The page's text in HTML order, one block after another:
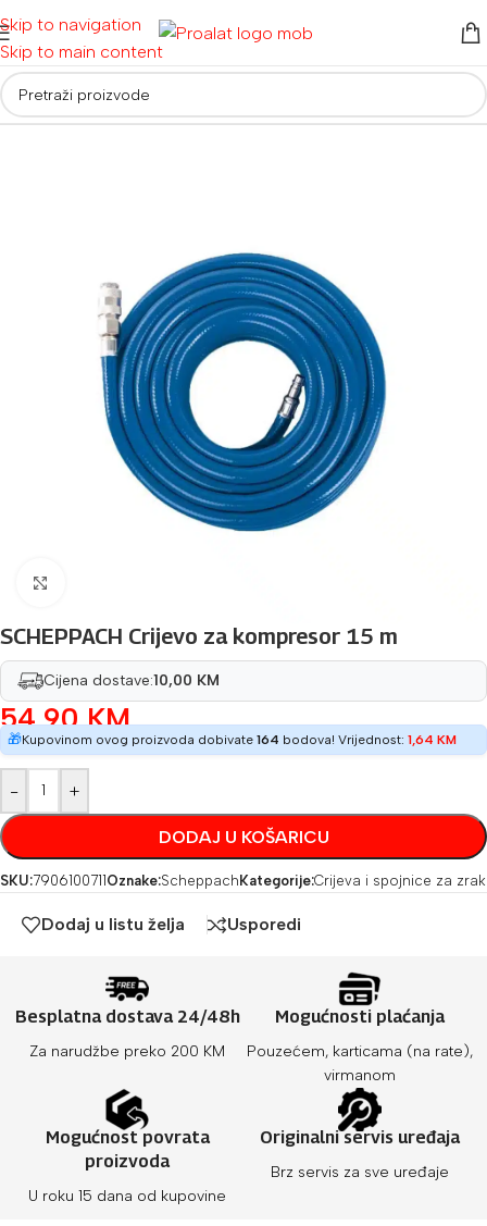
Skip to navigation
Skip to main content
/Kompresori i pneumatski alat Crijeva i spojnice za zrak
SCHEPPACH Crijevo za kompresor 15 m
Cijena dostave:10,00 KM
54,90KM
🎁Kupovinom ovog proizvoda dobivate 164 bodova! Vrijednost: 1,64 KM
- +
DODAJ U KOŠARICU
SKU:7906100711 Oznake:Scheppach Kategorije:Crijeva i spojnice za zrak
Dodaj u listu želja Usporedi
Besplatna dostava 24/48h
Za narudžbe preko 200 KM
Mogućnosti plaćanja
Pouzećem, karticama (na rate),
virmanom
Mogućnost povrata
proizvoda
U roku 15 dana od kupovine
Originalni servis uređaja
Brz servis za sve uređaje